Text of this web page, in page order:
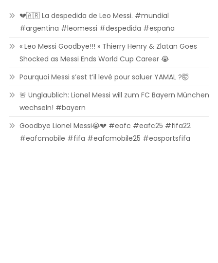
💔🇦🇷 La despedida de Leo Messi. #mundial
#argentina #leomessi #despedida #españa
« Leo Messi Goodbye!!! » Thierry Henry & Zlatan Goes
Shocked as Messi Ends World Cup Career 😭
Pourquoi Messi s’est t’il levé pour saluer YAMAL ?🤯
🚨 Unglaublich: Lionel Messi will zum FC Bayern München
wechseln! #bayern
Goodbye Lionel Messi😭💔 #eafc #eafc25 #fifa22
#eafcmobile #fifa #eafcmobile25 #easportsfifa